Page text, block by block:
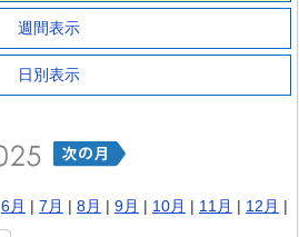
週間表示
日別表示
6月 | 7月 | 8月 | 9月 | 10月 | 11月 | 12月 |